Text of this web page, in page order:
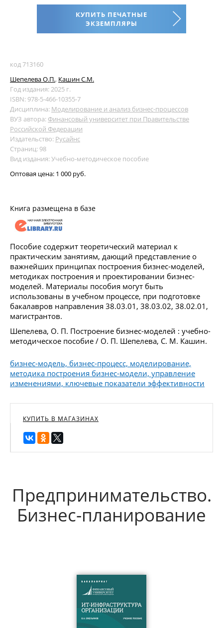
КУПИТЬ ПЕЧАТНЫЕ
ЭКЗЕМПЛЯРЫ
код 713160
Шепелева О.П., Кашин С.М.
Год издания: 2025 г.
ISBN: 978-5-466-10355-7
Дисциплина: Моделирование и анализ бизнес-процессов
ВУЗ автора: Финансовый университет при Правительстве
Российской Федерации
Издательство: Русайнс
Страниц: 98
Вид издания: Учебно-методическое пособие
Оптовая цена: 1 000 руб.
Книга размещена в базе
Пособие содержит теоретический материал к
практическим занятиям, дающий представление о
важнейших принципах построения бизнес-моделей,
методиках построения и проектировании бизнес-
моделей. Материалы пособия могут быть
использованы в учебном процессе, при подготовке
бакалавров направления 38.03.01, 38.03.02, 38.02.01,
магистрантов.
Шепелева, О. П. Построение бизнес-моделей : учебно-
методическое пособие / О. П. Шепелева, С. М. Кашин.
бизнес-модель, бизнес-процесс, моделирование,
методика построения бизнес-модели, управление
изменениями, ключевые показатели эффективности
КУПИТЬ В МАГАЗИНАХ
Предпринимательство.
Бизнес-планирование